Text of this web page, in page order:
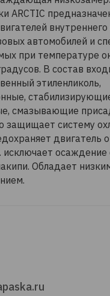
ARCTIC
внутреннего
автомобилей и
при температуре
В состав
этиленликоль,
смазывающие
защищает систему
двигатель
исключает оcаждение
Обладает